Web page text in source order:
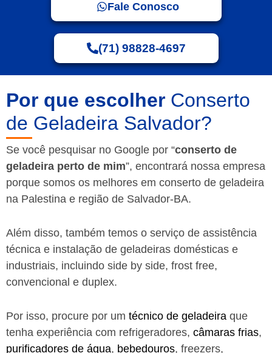
Fale Conosco
(71) 98828-4697
Por que escolher Conserto
de Geladeira Salvador?
Se você pesquisar no Google por “conserto de
geladeira perto de mim”, encontrará nossa empresa
porque somos os melhores em conserto de geladeira
na Palestina e região de Salvador-BA.
Além disso, também temos o serviço de assistência
técnica e instalação de geladeiras domésticas e
industriais, incluindo side by side, frost free,
convencional e duplex.
Por isso, procure por um técnico de geladeira que
tenha experiência com refrigeradores, câmaras frias,
purificadores de água, bebedouros, freezers,